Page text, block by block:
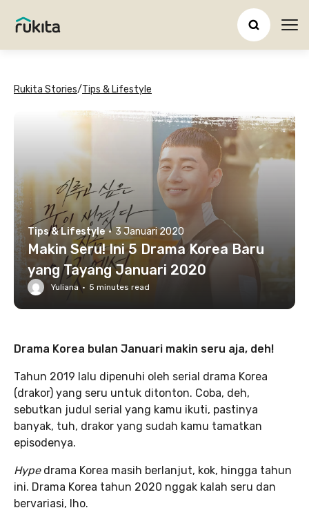
Rukita Stories/Tips & Lifestyle
Tips & Lifestyle · 3 Januari 2020
Makin Seru! Ini 5 Drama Korea Baru
yang Tayang Januari 2020
Yuliana · 5 minutes read
Drama Korea bulan Januari makin seru aja, deh!
Tahun 2019 lalu dipenuhi oleh serial drama Korea
(drakor) yang seru untuk ditonton. Coba, deh,
sebutkan judul serial yang kamu ikuti, pastinya
banyak, tuh, drakor yang sudah kamu tamatkan
episodenya.
Hypedrama Korea masih berlanjut, kok, hingga tahun
ini. Drama Korea tahun 2020 nggak kalah seru dan
bervariasi, lho.